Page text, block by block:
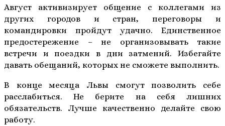
Август активизирует общение с коллегами из
других городов и стран, переговоры и
командировки пройдут удачно. Единственное
предостережение – не организовывать такие
встречи и поездки в дни затмений. Избегайте
давать обещаний, которых не сможете выполнить.
В конце месяца Львы смогут позволить себе
расслабиться. Не берите на себя лишних
обязательств. Лучше качественно делайте свою
работу.